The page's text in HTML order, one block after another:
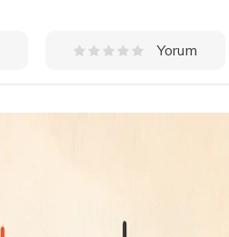
Yorum